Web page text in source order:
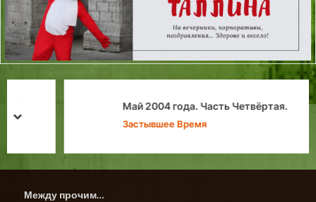
Май 2004 года. Часть Четвёртая.
Застывшее Время
prev
next
Между прочим…